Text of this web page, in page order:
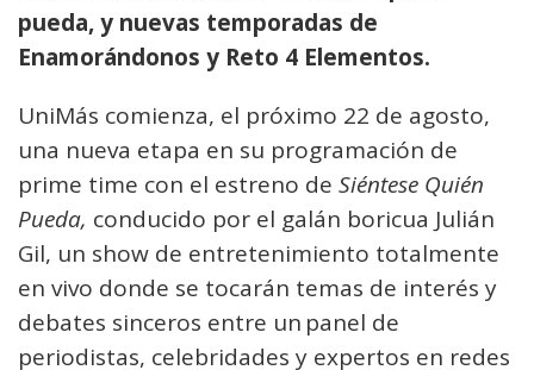
pueda, y nuevas temporadas de
Enamorándonos y Reto 4 Elementos.
UniMás comienza, el próximo 22 de agosto,
una nueva etapa en su programación de
prime time con el estreno de Siéntese Quién
Pueda, conducido por el galán boricua Julián
Gil, un show de entretenimiento totalmente
en vivo donde se tocarán temas de interés y
debates sinceros entre un panel de
periodistas, celebridades y expertos en redes